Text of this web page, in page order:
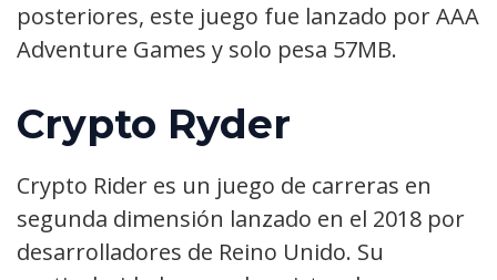
posteriores, este juego fue lanzado por AAA
Adventure Games y solo pesa 57MB.
Crypto Ryder
Crypto Rider es un juego de carreras en
segunda dimensión lanzado en el 2018 por
desarrolladores de Reino Unido. Su